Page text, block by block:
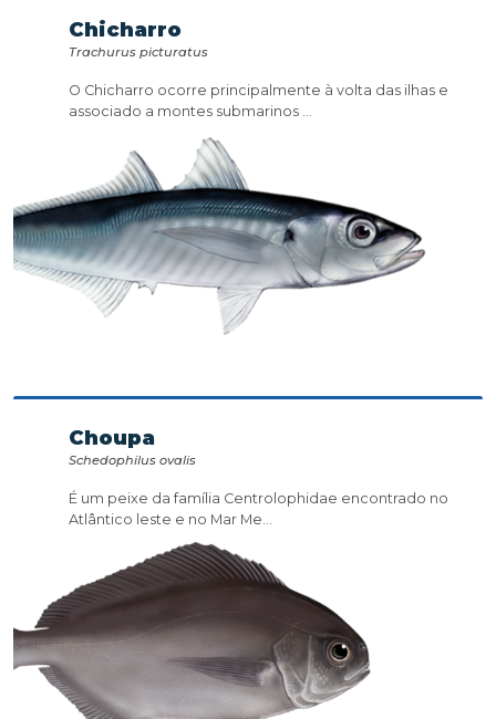
Chicharro
Trachurus picturatus
O Chicharro ocorre principalmente à volta das ilhas e
associado a montes submarinos ...
Choupa
Schedophilus ovalis
É um peixe da família Centrolophidae encontrado no
Atlântico leste e no Mar Me...